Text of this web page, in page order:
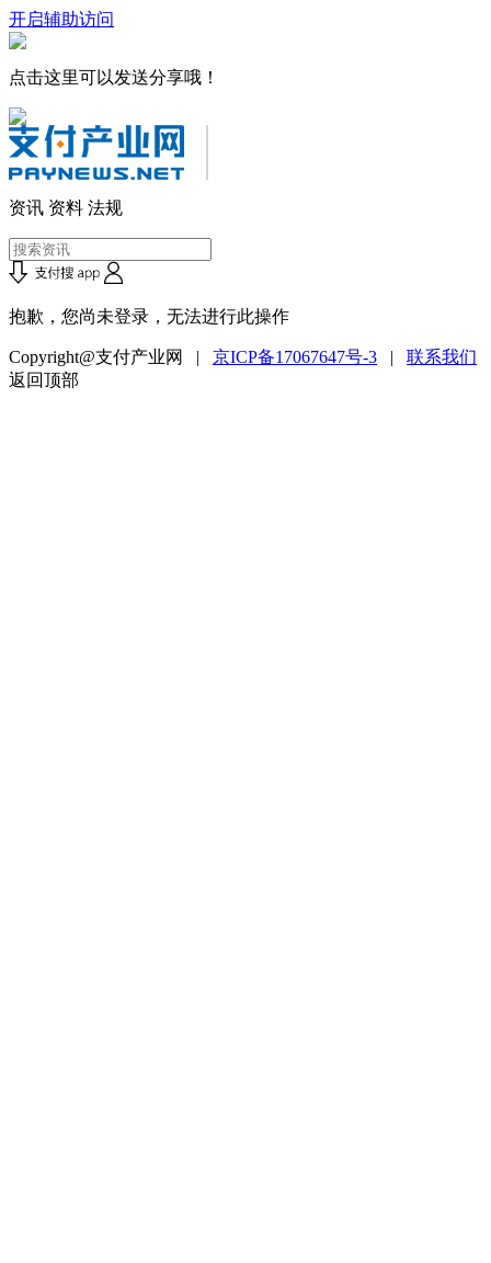
开启辅助访问
点击这里可以发送分享哦！
资讯 资料 法规
抱歉，您尚未登录，无法进行此操作
Copyright@支付产业网 | 京ICP备17067647号-3 | 联系我们
返回顶部